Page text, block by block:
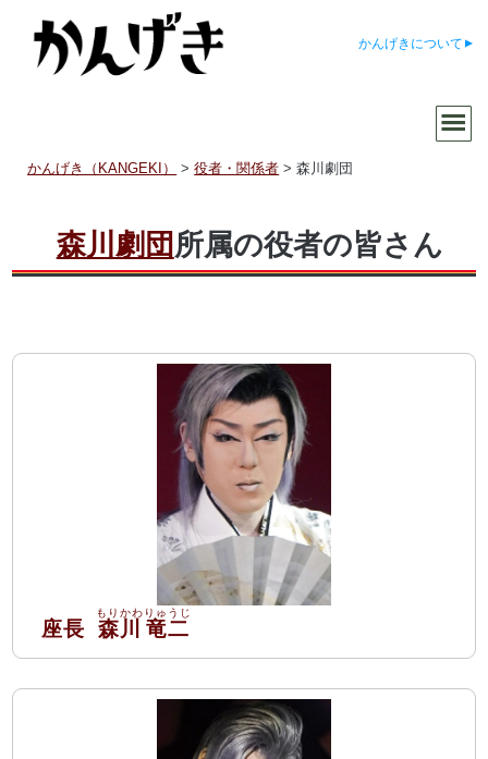
かんげきについて
かんげき（KANGEKI） >役者・関係者 >森川劇団
森川劇団 所属の役者の皆さん
座長 森川 竜二